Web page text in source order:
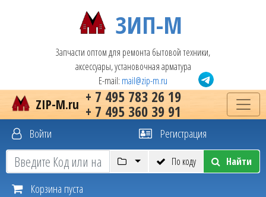
ЗИП-М
Запчасти оптом для ремонта бытовой техники,
аксессуары, установочная арматура
E-mail: mail@zip-m.ru
+ 7 495 783 26 19
+ 7 495 360 39 91
ZIP-M.ru
Войти Регистрация
По коду Найти
Корзина пуста